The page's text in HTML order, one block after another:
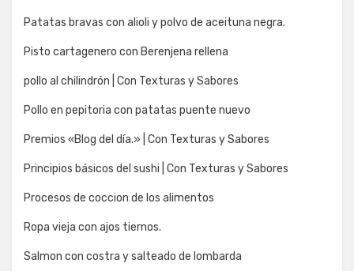
Patatas bravas con alioli y polvo de aceituna negra.
Pisto cartagenero con Berenjena rellena
pollo al chilindrón | Con Texturas y Sabores
Pollo en pepitoria con patatas puente nuevo
Premios «Blog del día.» | Con Texturas y Sabores
Principios básicos del sushi | Con Texturas y Sabores
Procesos de coccion de los alimentos
Ropa vieja con ajos tiernos.
Salmon con costra y salteado de lombarda